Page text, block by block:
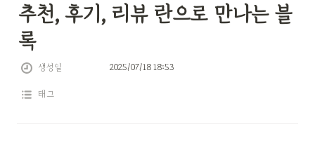
추천, 후기, 리뷰 란으로 만나는 블
록
생성일 2025/07/18 18:53
태그